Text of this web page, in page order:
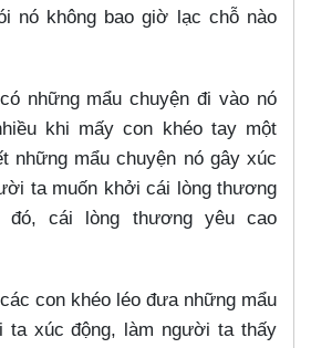
nó không bao giờ lạc chỗ nào
những mẩu chuyện đi vào nó
khi mấy con khéo tay một
những mẩu chuyện nó gây xúc
ta muốn khởi cái lòng thương
cái lòng thương yêu cao
con khéo léo đưa những mẩu
ta xúc động, làm người ta thấy